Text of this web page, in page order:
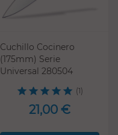
Cuchillo Cocinero
(175mm) Serie
Universal 280504
(1)
21,00 €